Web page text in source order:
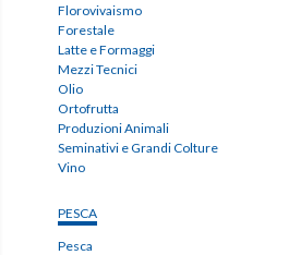
Florovivaismo
Forestale
Latte e Formaggi
Mezzi Tecnici
Olio
Ortofrutta
Produzioni Animali
Seminativi e Grandi Colture
Vino
PESCA
Pesca